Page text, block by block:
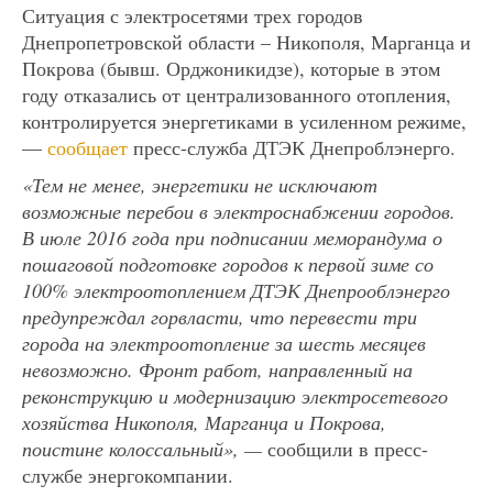
Ситуация с электросетями трех городов
Днепропетровской области – Никополя, Марганца и
Покрова (бывш. Орджоникидзе), которые в этом
году отказались от централизованного отопления,
контролируется энергетиками в усиленном режиме,
— сообщает пресс-служба ДТЭК Днепроблэнерго.
«Тем не менее, энергетики не исключают
возможные перебои в электроснабжении городов.
В июле 2016 года при подписании меморандума о
пошаговой подготовке городов к первой зиме со
100% электроотоплением ДТЭК Днепрооблэнерго
предупреждал горвласти, что перевести три
города на электроотопление за шесть месяцев
невозможно. Фронт работ, направленный на
реконструкцию и модернизацию электросетевого
хозяйства Никополя, Марганца и Покрова,
поистине колоссальный», — сообщили в пресс-
службе энергокомпании.